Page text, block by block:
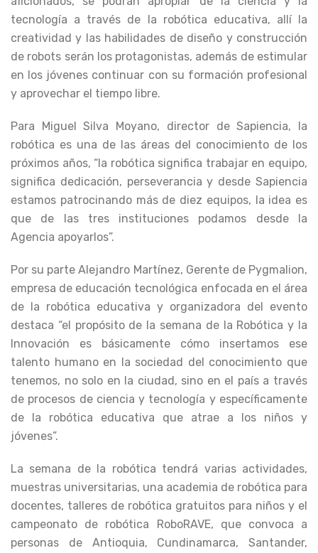
tecnología a través de la robótica educativa, allí la
creatividad y las habilidades de diseño y construcción
de robots serán los protagonistas, además de estimular
en los jóvenes continuar con su formación profesional
y aprovechar el tiempo libre.
Para Miguel Silva Moyano, director de Sapiencia, la
robótica es una de las áreas del conocimiento de los
próximos años, “la robótica significa trabajar en equipo,
significa dedicación, perseverancia y desde Sapiencia
estamos patrocinando más de diez equipos, la idea es
que de las tres instituciones podamos desde la
Agencia apoyarlos”.
Por su parte Alejandro Martínez, Gerente de Pygmalion,
empresa de educación tecnológica enfocada en el área
de la robótica educativa y organizadora del evento
destaca “el propósito de la semana de la Robótica y la
Innovación es básicamente cómo insertamos ese
talento humano en la sociedad del conocimiento que
tenemos, no solo en la ciudad, sino en el país a través
de procesos de ciencia y tecnología y específicamente
de la robótica educativa que atrae a los niños y
jóvenes”.
La semana de la robótica tendrá varias actividades,
muestras universitarias, una academia de robótica para
docentes, talleres de robótica gratuitos para niños y el
campeonato de robótica RoboRAVE, que convoca a
personas de Antioquia, Cundinamarca, Santander,